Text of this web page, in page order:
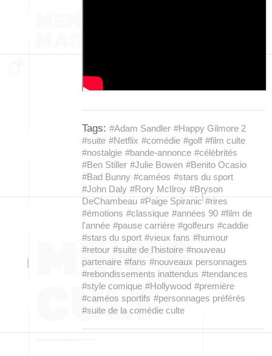
Tags: #Adam Sandler #Happy Gilmore 2
#suite #Netflix #comédie #golf #film culte
#nostalgie #bande-annonce #célébrités
#Ben Stiller #Julie Bowen #Benito Ocasio
#Bad Bunny #caméos #stars du sport
#John Daly #Rory McIlroy #Bryson
DeChambeau #Paige Spiranic #rires
#émotions #classique #années 90 #film de
l'année #pause carrière #golfeurs #caddie
#stars du sport #vieux fans #humour
#retour #suite de l’histoire #nouveau
partenaire #fans #nouveaux personnages
#rebondissements inattendus #tendances
#style comique #Hollywood #première
#caméos sportifs #personnages préférés
#suite de la comédie culte